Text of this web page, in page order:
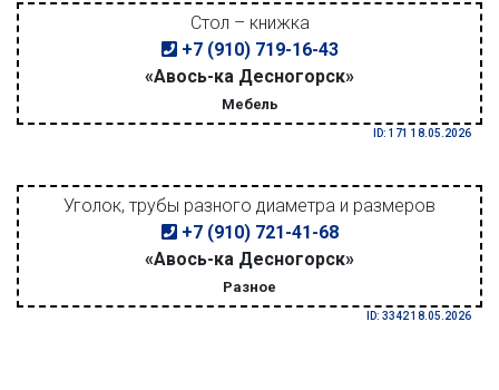
Стол – книжка
+7 (910) 719-16-43
«Авось-ка Десногорск»
Мебель
ID: 171 18.05.2026
Уголок, трубы разного диаметра и размеров
+7 (910) 721-41-68
«Авось-ка Десногорск»
Разное
ID: 3342 18.05.2026